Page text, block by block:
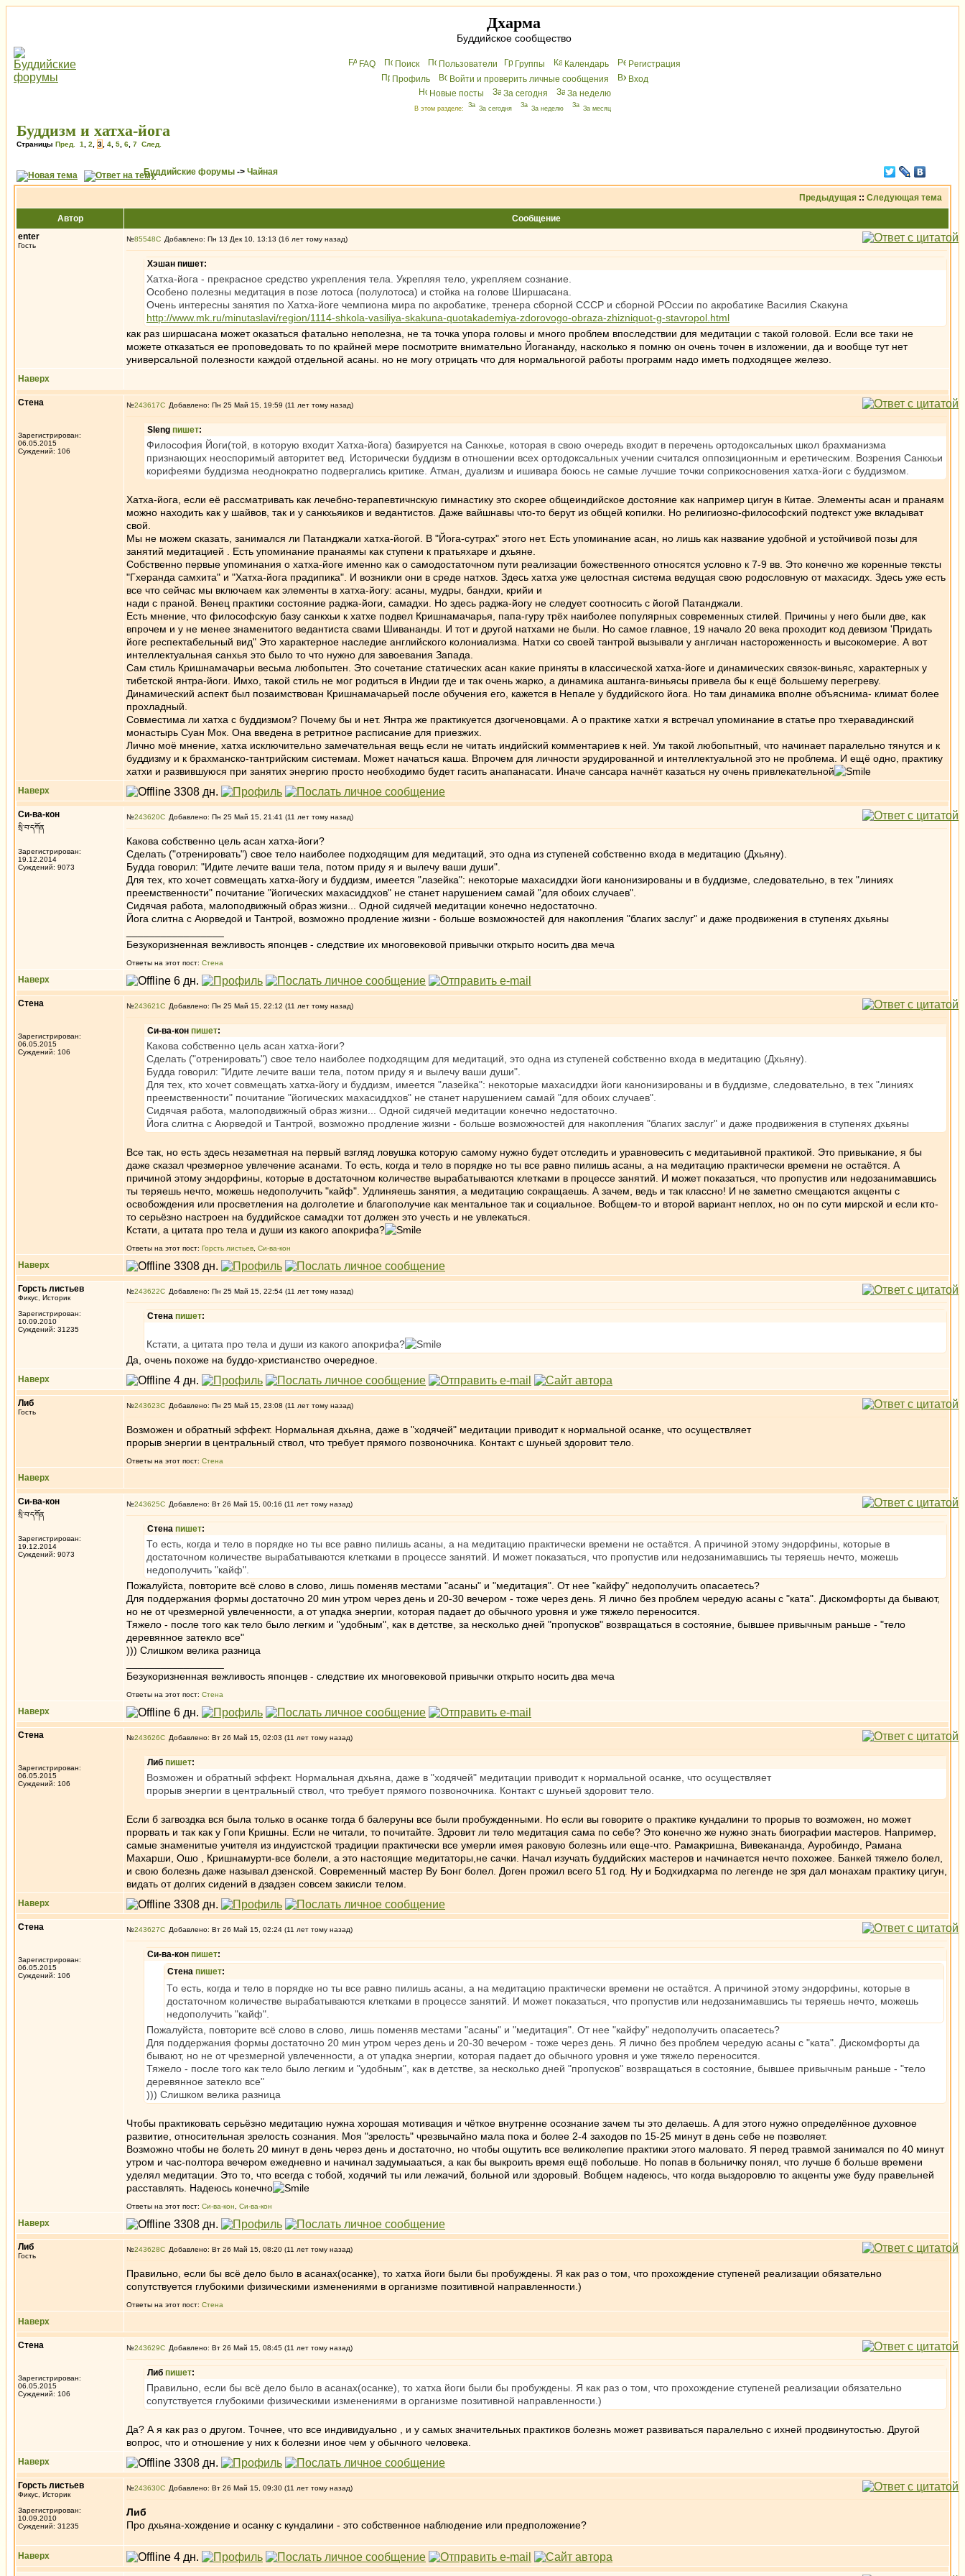
Дхарма
Буддийское сообщество
FAQ Поиск Пользователи Группы Календарь
Peгиcтрaция
Профиль
Войти и проверить личные сообщения
Вхoд
Новые посты
За сегодня За неделю
В этом разделе: За сегодня За неделю За месяц
Буддизм и хатха-йога
Страницы Пред. 1 2 3 4 5 6 7 След.
Буддийские форумы -> Чайная
Предыдущая :: Следующая тема
Автор
Сообщение
enter
Гость
№85548 Добавлено: Пн 13 Дек 10, 13:13 (16 лет тому назад)
Хэшан пишет:
Хатха-йога - прекрасное средство укрепления тела. Укрепляя тело, укрепляем сознание.
Особено полезны медитация в позе лотоса (полулотоса) и стойка на голове Ширшасана.
Очень интересны занятия по Хатха-йоге чемпиона мира по акробатике, тренера сборной СССР и сборной РОссии по акробатике Василия Скакуна
http://www.mk.ru/minutaslavi/region/1114-shkola-vasiliya-skakuna-quotakademiya-zdorovogo-obraza-zhizniquot-g-stavropol.html
как раз ширшасана может оказаться фатально неполезна, не та точка упора головы и много проблем впоследствии для медитации с такой головой. Если все таки не
можете отказаться ее проповедовать то по крайней мере посмотрите внимательно Йогананду, насколько я помню он очень точен в изложении, да и вообще тут нет
универсальной полезности каждой отдельной асаны. но не могу отрицать что для нормальногой работы программ надо иметь подходящее железо.
Наверх
Стена
Зарегистрирован:
06.05.2015
Суждений: 106
№243617 Добавлено: Пн 25 Май 15, 19:59 (11 лет тому назад)
Sleng пишет:
Философия Йоги(той, в которую входит Хатха-йога) базируется на Санкхье, которая в свою очередь входит в перечень ортодоксальных школ брахманизма
признающих неоспоримый авторитет вед. Исторически буддизм в отношении всех ортодоксальных учении считался оппозиционным и еретическим. Возрения Санкхьи
корифеями буддизма неоднократно подвергались критике. Атман, дуализм и ишивара боюсь не самые лучшие точки соприкосновения хатха-йоги с буддизмом.
Хатха-йога, если её рассматривать как лечебно-терапевтичнскую гимнастику это скорее общеиндийское достояние как например цигун в Китае. Элементы асан и пранаям
можно находить как у шайвов, так и у санкхьяиков и ведантистов. Даже вайшнавы что-то берут из общей копилки. Но религиозно-философский подтекст уже вкладыват
свой.
Мы не можем сказать, занимался ли Патанджали хатха-йогой. В "Йога-сутрах" этого нет. Есть упоминание асан, но лишь как название удобной и устойчивой позы для
занятий медитацией . Есть упоминание пранаямы как ступени к пратьяхаре и дхьяне.
Собственно первые упоминания о хатха-йоге именно как о самодостаточном пути реализации божественного относятся условно к 7-9 вв. Это конечно же коренные тексты
"Гхеранда самхита" и "Хатха-йога прадипика". И возникли они в среде натхов. Здесь хатха уже целостная система ведущая свою родословную от махасидх. Здесь уже есть
все что сейчас мы включаем как элементы в хатха-йогу: асаны, мудры, бандхи, крийи и
нади с праной. Венец практики состояние раджа-йоги, самадхи. Но здесь раджа-йогу не следует соотносить с йогой Патанджали.
Есть мнение, что философскую базу санкхьи к хатхе подвел Кришнамачарья, папа-гуру трёх наиболее популярных современных стилей. Причины у него были две, как
впрочем и у не менее знаменитого ведантиста свами Шивананды. И тот и другой натхами не были. Но самое главное, 19 начало 20 века проходит код девизом 'Придать
йоге респектабельный вид" Это характерное наследие английского колониализма. Натхи со своей тантрой вызывали у англичан настороженность и высокомерие. А вот
интеллектуальная санхья это было то что нужно для завоевания Запада.
Сам стиль Кришнамачарьи весьма любопытен. Это сочетание статических асан какие приняты в классической хатха-йоге и динамических связок-виньяс, характерных у
тибетской янтра-йоги. Имхо, такой стиль не мог родиться в Индии где и так очень жарко, а динамика аштанга-виньясы привела бы к ещё большему перегреву.
Динамический аспект был позаимствован Кришнамачарьей после обучения его, кажется в Непале у буддийского йога. Но там динамика вполне объяснима- климат более
прохладный.
Совместима ли хатха с буддизмом? Почему бы и нет. Янтра же практикуется дзогченовцами. А о практике хатхи я встречал упоминание в статье про тхеравадинский
монастырь Суан Мок. Она введена в ретритное расписание для приезжих.
Лично моё мнение, хатха исключительно замечательная вещь если не читать индийский комментариев к ней. Ум такой любопытный, что начинает паралельно тянутся и к
буддизму и к брахманско-тантрийским системам. Может начаться каша. Впрочем для личности эрудированной и интеллектуальной это не проблема. И ещё одно, практику
хатхи и развившуюся при занятих энергию просто необходимо будет гасить анапанасати. Иначе сансара начнёт казаться ну очень привлекательной
Наверх
Си-ва-кон
སྲི་བ་དཀོན
Зарегистрирован:
19.12.2014
Суждений: 9073
№243620 Добавлено: Пн 25 Май 15, 21:41 (11 лет тому назад)
Какова собственно цель асан хатха-йоги?
Сделать ("отренировать") свое тело наиболее подходящим для медитаций, это одна из ступеней собственно входа в медитацию (Дхьяну).
Будда говорил: "Идите лечите ваши тела, потом приду я и вылечу ваши души".
Для тех, кто хочет совмещать хатха-йогу и буддизм, имеется "лазейка": некоторые махасиддхи йоги канонизированы и в буддизме, следовательно, в тех "линиях
преемственности" почитание "йогических махасиддхов" не станет нарушением самай "для обоих случаев".
Сидячая работа, малоподвижный образ жизни... Одной сидячей медитации конечно недостаточно.
Йога слитна с Аюрведой и Тантрой, возможно продление жизни - больше возможностей для накопления "благих заслуг" и даже продвижения в ступенях дхьяны
Безукоризненная вежливость японцев - следствие их многовековой привычки открыто носить два меча
Ответы на этот пост: Стена
Наверх
Стена
Зарегистрирован:
06.05.2015
Суждений: 106
№243621 Добавлено: Пн 25 Май 15, 22:12 (11 лет тому назад)
Си-ва-кон пишет:
Какова собственно цель асан хатха-йоги?
Сделать ("отренировать") свое тело наиболее подходящим для медитаций, это одна из ступеней собственно входа в медитацию (Дхьяну).
Будда говорил: "Идите лечите ваши тела, потом приду я и вылечу ваши души".
Для тех, кто хочет совмещать хатха-йогу и буддизм, имеется "лазейка": некоторые махасиддхи йоги канонизированы и в буддизме, следовательно, в тех "линиях
преемственности" почитание "йогических махасиддхов" не станет нарушением самай "для обоих случаев".
Сидячая работа, малоподвижный образ жизни... Одной сидячей медитации конечно недостаточно.
Йога слитна с Аюрведой и Тантрой, возможно продление жизни - больше возможностей для накопления "благих заслуг" и даже продвижения в ступенях дхьяны
Все так, но есть здесь незаметная на первый взгляд ловушка которую самому нужно будет отследить и уравновесить с медитаьивной практикой. Это привыкание, я бы
даже сказал чрезмерное увлечение асанами. То есть, когда и тело в порядке но ты все равно пилишь асаны, а на медитацию практически времени не остаётся. А
причиной этому эндорфины, которые в достаточном количестве вырабатываются клетками в процессе занятий. И может показаться, что пропустив или недозанимавшись
ты теряешь нечто, можешь недополучить "кайф". Удлиняешь занятия, а медитацию сокращаешь. А зачем, ведь и так классно! И не заметно смещаются акценты с
освобождения или просветления на долголетие и благополучие как ментальное так и социальное. Вобщем-то и второй вариант неплох, но он по сути мирской и если кто-
то серьёзно настроен на буддийское самадхи тот должен это учесть и не увлекаться.
Кстати, а цитата про тела и души из какого апокрифа?
Ответы на этот пост: Горсть листьев Си-ва-кон
Наверх
Горсть листьев
Фикус, Историк
Зарегистрирован:
10.09.2010
Суждений: 31235
№243622 Добавлено: Пн 25 Май 15, 22:54 (11 лет тому назад)
Стена пишет:
Кстати, а цитата про тела и души из какого апокрифа?
Да, очень похоже на буддо-христианство очередное.
Наверх
Либ
Гость
№243623 Добавлено: Пн 25 Май 15, 23:08 (11 лет тому назад)
Возможен и обратный эффект. Нормальная дхьяна, даже в "ходячей" медитации приводит к нормальной осанке, что осуществляет
прорыв энергии в центральный ствол, что требует прямого позвоночника. Контакт с шуньей здоровит тело.
Ответы на этот пост: Стена
Наверх
Си-ва-кон
སྲི་བ་དཀོན
Зарегистрирован:
19.12.2014
Суждений: 9073
№243625 Добавлено: Вт 26 Май 15, 00:16 (11 лет тому назад)
Стена пишет:
То есть, когда и тело в порядке но ты все равно пилишь асаны, а на медитацию практически времени не остаётся. А причиной этому эндорфины, которые в
достаточном количестве вырабатываются клетками в процессе занятий. И может показаться, что пропустив или недозанимавшись ты теряешь нечто, можешь
недополучить "кайф".
Пожалуйста, повторите всё слово в слово, лишь поменяв местами "асаны" и "медитация". От нее "кайфу" недополучить опасаетесь?
Для поддержания формы достаточно 20 мин утром через день и 20-30 вечером - тоже через день. Я лично без проблем чередую асаны с "ката". Дискомфорты да бывают,
но не от чрезмерной увлеченности, а от упадка энергии, которая падает до обычного уровня и уже тяжело переносится.
Тяжело - после того как тело было легким и "удобным", как в детстве, за несколько дней "пропусков" возвращаться в состояние, бывшее привычным раньше - "тело
деревянное затекло все"
))) Слишком велика разница
Безукоризненная вежливость японцев - следствие их многовековой привычки открыто носить два меча
Ответы на этот пост: Стена
Наверх
Стена
Зарегистрирован:
06.05.2015
Суждений: 106
№243626 Добавлено: Вт 26 Май 15, 02:03 (11 лет тому назад)
Либ пишет:
Возможен и обратный эффект. Нормальная дхьяна, даже в "ходячей" медитации приводит к нормальной осанке, что осуществляет
прорыв энергии в центральный ствол, что требует прямого позвоночника. Контакт с шуньей здоровит тело.
Если б загвоздка вся была только в осанке тогда б балеруны все были пробужденными. Но если вы говорите о практике кундалини то прорыв то возможен, но может
прорвать и так как у Гопи Кришны. Если не читали, то почитайте. Здровит ли тело медитация сама по себе? Это конечно же нужно знать биографии мастеров. Например,
самые знаменитые учителя из индуистской традиции практически все умерли имея раковую болезнь или еще-что. Рамакришна, Вивекананда, Ауробиндо, Рамана
Махарши, Ошо , Кришнамурти-все болели, а это настоящие медитаторы,не сачки. Начал изучать буддийских мастеров и начинается нечто похожее. Банкей тяжело болел,
и свою болезнь даже называл дзенской. Современный мастер Ву Бонг болел. Доген прожил всего 51 год. Ну и Бодхидхарма по легенде не зря дал монахам практику цигун,
видать от долгих сидений в дзадзен совсем закисли телом.
Наверх
Стена
Зарегистрирован:
06.05.2015
Суждений: 106
№243627 Добавлено: Вт 26 Май 15, 02:24 (11 лет тому назад)
Си-ва-кон пишет:
Стена пишет:
То есть, когда и тело в порядке но ты все равно пилишь асаны, а на медитацию практически времени не остаётся. А причиной этому эндорфины, которые в
достаточном количестве вырабатываются клетками в процессе занятий. И может показаться, что пропустив или недозанимавшись ты теряешь нечто, можешь
недополучить "кайф".
Пожалуйста, повторите всё слово в слово, лишь поменяв местами "асаны" и "медитация". От нее "кайфу" недополучить опасаетесь?
Для поддержания формы достаточно 20 мин утром через день и 20-30 вечером - тоже через день. Я лично без проблем чередую асаны с "ката". Дискомфорты да
бывают, но не от чрезмерной увлеченности, а от упадка энергии, которая падает до обычного уровня и уже тяжело переносится.
Тяжело - после того как тело было легким и "удобным", как в детстве, за несколько дней "пропусков" возвращаться в состояние, бывшее привычным раньше - "тело
деревянное затекло все"
))) Слишком велика разница
Чтобы практиковать серьёзно медитацию нужна хорошая мотивация и чёткое внутренне осознание зачем ты это делаешь. А для этого нужно определённое духовное
развитие, относительная зрелость сознания. Моя "зрелость" чрезвычайно мала пока и более 2-4 заходов по 15-25 минут в день себе не позволяет.
Возможно чтобы не болеть 20 минут в день через день и достаточно, но чтобы ощутить все великолепие практики этого маловато. Я перед травмой занимался по 40 минут
утром и час-полтора вечером ежедневно и начинал задумыааться, а как бы выкроить время ещё побольше. Но попав в больничку понял, что лучше б больше времени
уделял медитации. Это то, что всегда с тобой, ходячий ты или лежачий, больной или здоровый. Вобщем надеюсь, что когда выздоровлю то акценты уже буду правельней
расставлять. Надеюсь конечно
Ответы на этот пост: Си-ва-кон Си-ва-кон
Наверх
Либ
Гость
№243628 Добавлено: Вт 26 Май 15, 08:20 (11 лет тому назад)
Правильно, если бы всё дело было в асанах(осанке), то хатха йоги были бы пробуждены. Я как раз о том, что прохождение ступеней реализации обязательно
сопутствуется глубокими физическими изменениями в организме позитивной направленности.)
Ответы на этот пост: Стена
Наверх
Стена
Зарегистрирован:
06.05.2015
Суждений: 106
№243629 Добавлено: Вт 26 Май 15, 08:45 (11 лет тому назад)
Либ пишет:
Правильно, если бы всё дело было в асанах(осанке), то хатха йоги были бы пробуждены. Я как раз о том, что прохождение ступеней реализации обязательно
сопутствуется глубокими физическими изменениями в организме позитивной направленности.)
Да? А я как раз о другом. Точнее, что все индивидуально , и у самых значительных практиков болезнь может развиваться паралельно с ихней продвинутостью. Другой
вопрос, что и отношение у них к болезни иное чем у обычного человека.
Наверх
Горсть листьев
Фикус, Историк
Зарегистрирован:
10.09.2010
Суждений: 31235
№243630 Добавлено: Вт 26 Май 15, 09:30 (11 лет тому назад)
Либ
Про дхьяна-хождение и осанку с кундалини - это собственное наблюдение или предположение?
Наверх